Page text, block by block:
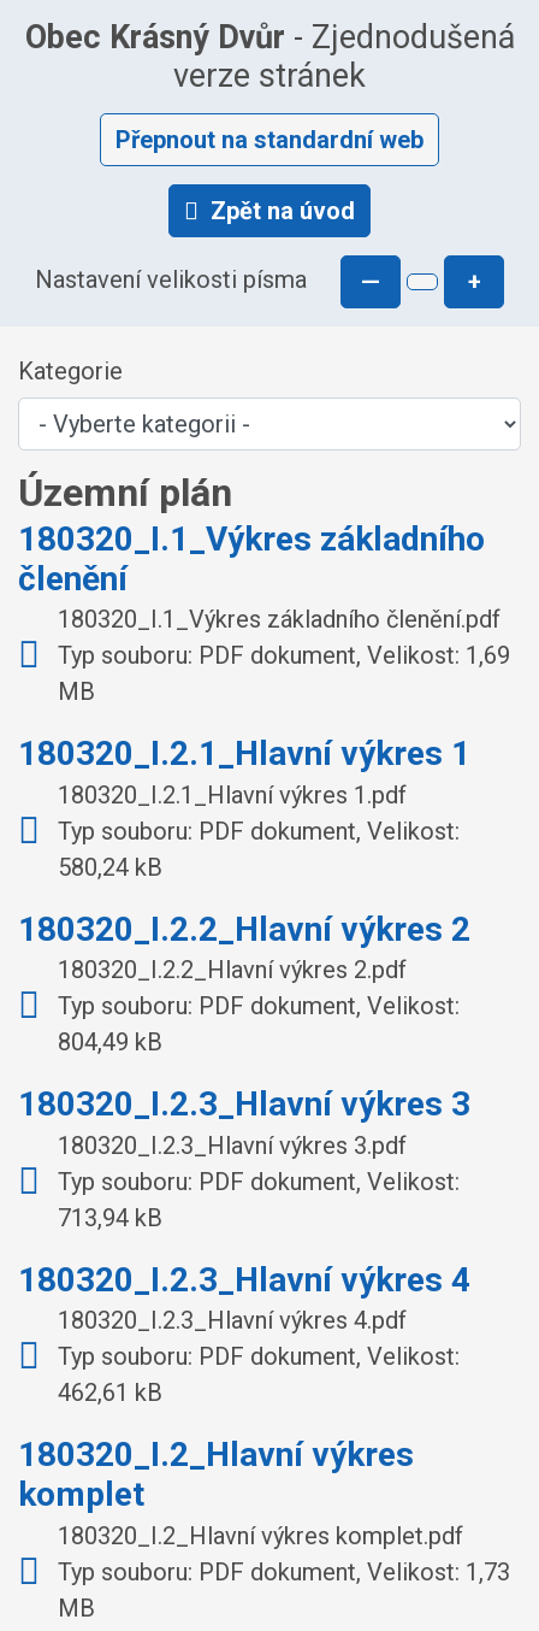
Obec Krásný Dvůr - Zjednodušená
verze stránek
Přepnout na standardní web
Zpět na úvod
Nastavení velikosti písma — +
Kategorie
Územní plán
180320_I.1_Výkres základního
členění
180320_I.1_Výkres základního členění.pdf
Typ souboru: PDF dokument, Velikost: 1,69
MB
180320_I.2.1_Hlavní výkres 1
180320_I.2.1_Hlavní výkres 1.pdf
Typ souboru: PDF dokument, Velikost:
580,24 kB
180320_I.2.2_Hlavní výkres 2
180320_I.2.2_Hlavní výkres 2.pdf
Typ souboru: PDF dokument, Velikost:
804,49 kB
180320_I.2.3_Hlavní výkres 3
180320_I.2.3_Hlavní výkres 3.pdf
Typ souboru: PDF dokument, Velikost:
713,94 kB
180320_I.2.3_Hlavní výkres 4
180320_I.2.3_Hlavní výkres 4.pdf
Typ souboru: PDF dokument, Velikost:
462,61 kB
180320_I.2_Hlavní výkres
komplet
180320_I.2_Hlavní výkres komplet.pdf
Typ souboru: PDF dokument, Velikost: 1,73
MB